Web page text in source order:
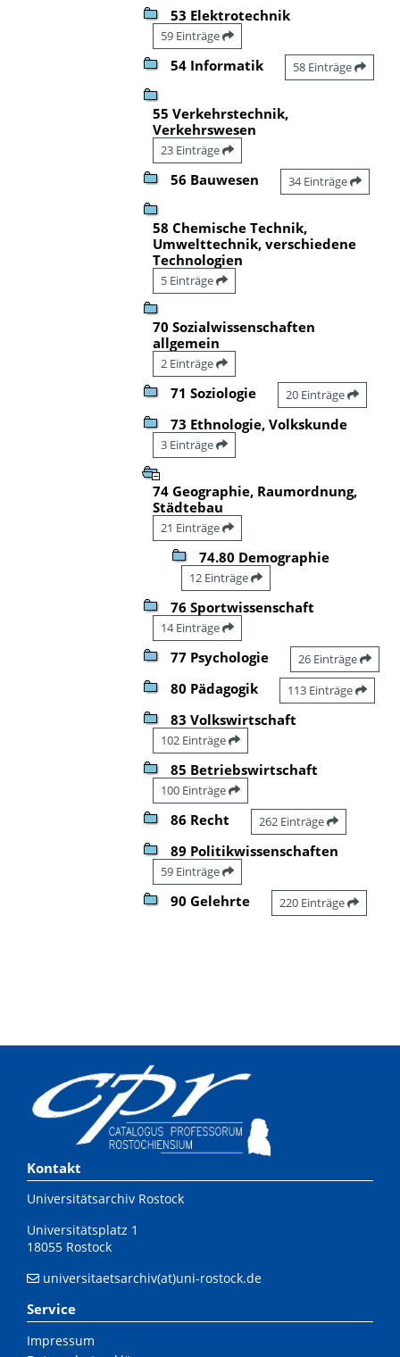
53 Elektrotechnik
59 Einträge
54 Informatik 58 Einträge
55 Verkehrstechnik,
Verkehrswesen
23 Einträge
56 Bauwesen 34 Einträge
58 Chemische Technik,
Umwelttechnik, verschiedene
Technologien
5 Einträge
70 Sozialwissenschaften
allgemein
2 Einträge
71 Soziologie 20 Einträge
73 Ethnologie, Volkskunde
3 Einträge
74 Geographie, Raumordnung,
Städtebau
21 Einträge
74.80 Demographie
12 Einträge
76 Sportwissenschaft
14 Einträge
77 Psychologie 26 Einträge
80 Pädagogik 113 Einträge
83 Volkswirtschaft
102 Einträge
85 Betriebswirtschaft
100 Einträge
86 Recht 262 Einträge
89 Politikwissenschaften
59 Einträge
90 Gelehrte 220 Einträge
Kontakt
Universitätsarchiv Rostock
Universitätsplatz 1
18055 Rostock
universitaetsarchiv(at)uni-rostock.de
Service
Impressum